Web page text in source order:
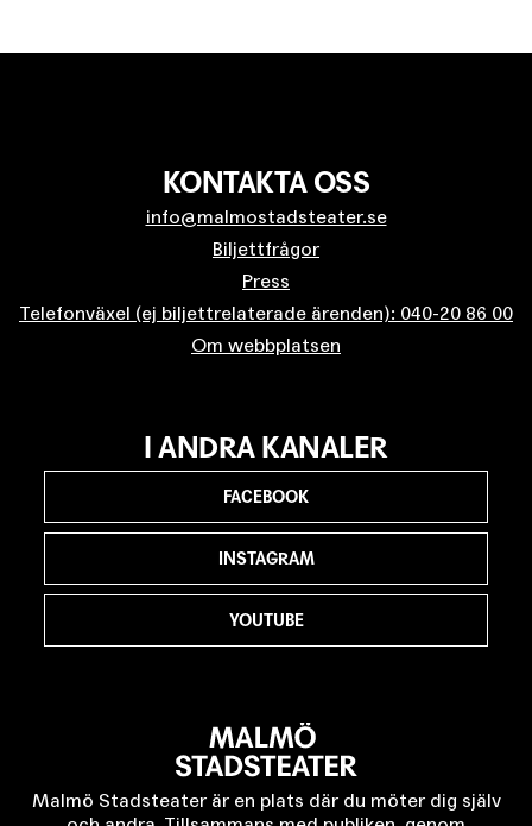
KONTAKTA OSS
info@malmostadsteater.se
Biljettfrågor
Press
Telefonväxel (ej biljettrelaterade ärenden): 040-20 86 00
Om webbplatsen
Malmö Stadsteater är en plats där du möter dig själv
I ANDRA KANALER
FACEBOOK
INSTAGRAM
YOUTUBE